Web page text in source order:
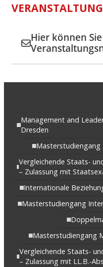
Hier können
Management and
Dresden
Masterstudiengang
Vergleichende Staats-
– Zulassung mit
Internationale
Masterstudiengang
Masterstudiengang
Vergleichende Staats-
– Zulassung mit LL.B.-